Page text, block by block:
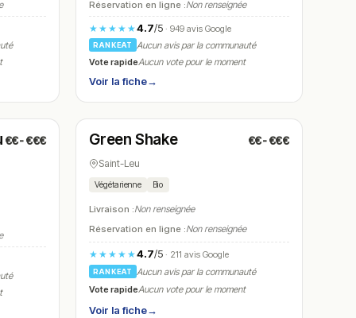
Réservation en ligne :Non renseignée
★★★★★4.7/5 · 949 avis Google
RANKEAT
Aucun avis par la communauté
Vote rapideAucun vote pour le moment
Voir la fiche→
€€-€€€ N° 14
Fermé(09:00 – 15:00)
Green Shake €€-€€€
Saint-Leu
Végétarienne Bio
Livraison :Non renseignée
Réservation en ligne :Non renseignée
★★★★★4.7/5 · 211 avis Google
RANKEAT
Aucun avis par la communauté
Vote rapideAucun vote pour le moment
Voir la fiche→